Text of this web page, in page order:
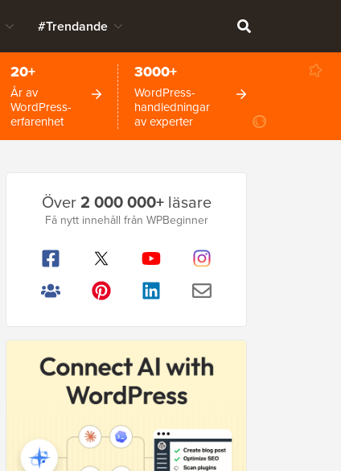
#Trendande
20+
År av
WordPress-
erfarenhet
3000+
WordPress-
handledningar
av experter
Primär
sidofält
Över2 000 000+läsare
Få nytt innehåll från WPBeginner